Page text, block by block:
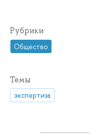
Рубрики
Общество
Темы
экспертиза